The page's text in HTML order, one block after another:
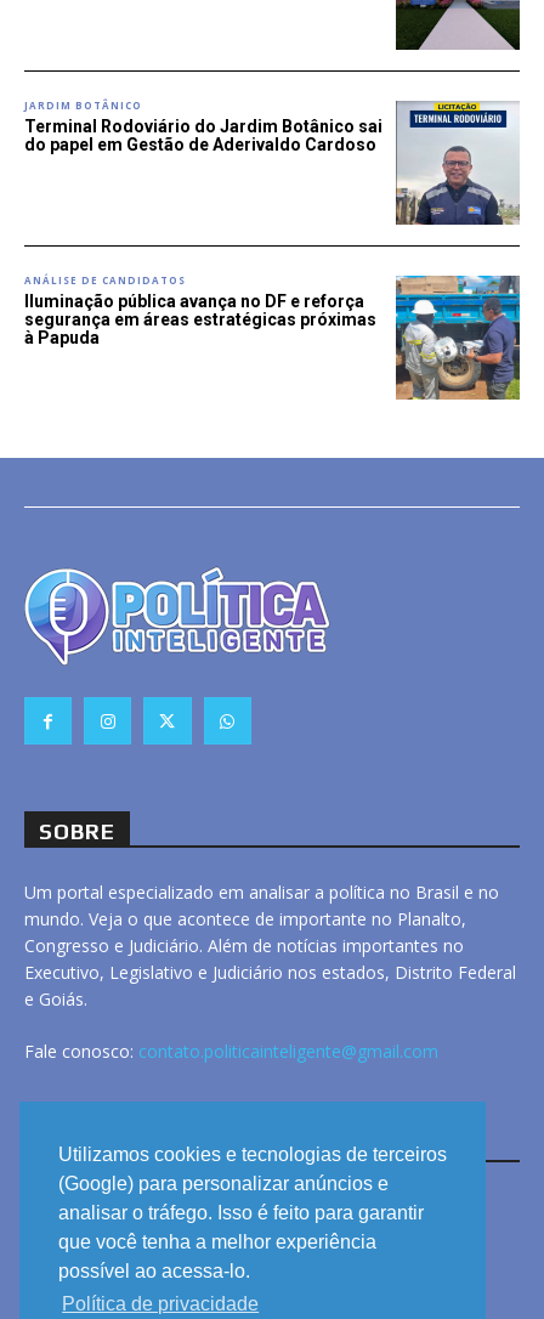
Utilizamos cookies e tecnologias de terceiros
(Google) para personalizar anúncios e
analisar o tráfego. Isso é feito para garantir
que você tenha a melhor experiência
possível ao acessa-lo.
Política de privacidade
JARDIM BOTÂNICO
Terminal Rodoviário do Jardim Botânico sai
do papel em Gestão de Aderivaldo Cardoso
ANÁLISE DE CANDIDATOS
Iluminação pública avança no DF e reforça
segurança em áreas estratégicas próximas
à Papuda
SOBRE
Um portal especializado em analisar a política no Brasil e no
mundo. Veja o que acontece de importante no Planalto,
Congresso e Judiciário. Além de notícias importantes no
Executivo, Legislativo e Judiciário nos estados, Distrito Federal
e Goiás.
Fale conosco: contato.politicainteligente@gmail.com
LINKS
ANUNCIE
PRIVACIDADE
CONTATO